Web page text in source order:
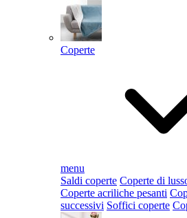
Coperte
menu
Saldi coperte Coperte di
Coperte acriliche pesanti
successivi Soffici coperte